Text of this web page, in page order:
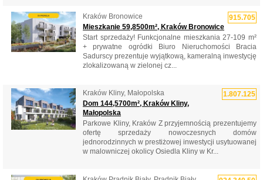
915.705
Kraków Bronowice
Mieszkanie 59,8500m², Kraków Bronowice
Start sprzedaży! Funkcjonalne mieszkania 27-109 m²
+ prywatne ogródki Biuro Nieruchomości Bracia
Sadurscy prezentuje wyjątkową, kameralną inwestycję
zlokalizowaną w zielonej cz...
1.807.125
Kraków Kliny, Małopolska
Dom 144,5700m², Kraków Kliny,
Małopolska
Parkowe Kliny, Kraków Z przyjemnością prezentujemy
ofertę sprzedaży nowoczesnych domów
jednorodzinnych w prestiżowej inwestycji usytuowanej
w malowniczej okolicy Osiedla Kliny w Kr...